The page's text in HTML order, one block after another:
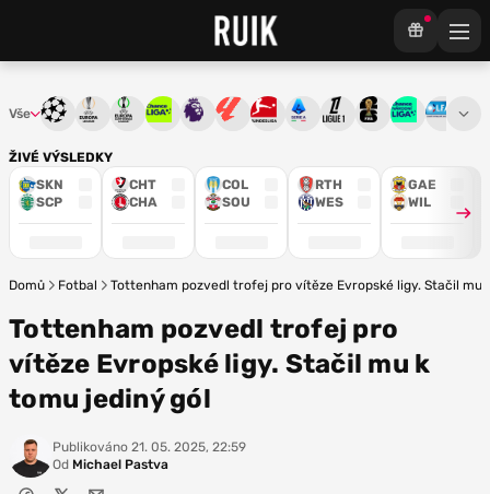
ŽIVÉ VÝSLEDKY
SKN
SCP
CHT
CHA
COL
SOU
RTH
WES
GAE
WIL
Vše Liga mistrůEvropská liga
Konferenční liga
Chance ligaPremier League
La LigaBundesliga
Serie ALigue 1Mistrovství světa
Chance3. ČFL
Domů Fotbal Tottenham pozvedl trofej pro vítěze Evropské ligy. Stačil mu
Tottenham pozvedl trofej pro
vítěze Evropské ligy. Stačil mu k
tomu jediný gól
Publikováno 21. 05. 2025, 22:59
Od Michael Pastva